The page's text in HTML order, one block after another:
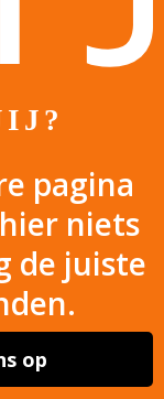
pagina
niets
de juiste
op